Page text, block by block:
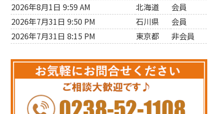
2026年8月1日 9:59 AM
北海道
会員
2026年7月31日 9:50 PM
石川県
会員
2026年7月31日 8:15 PM
東京都 非会員